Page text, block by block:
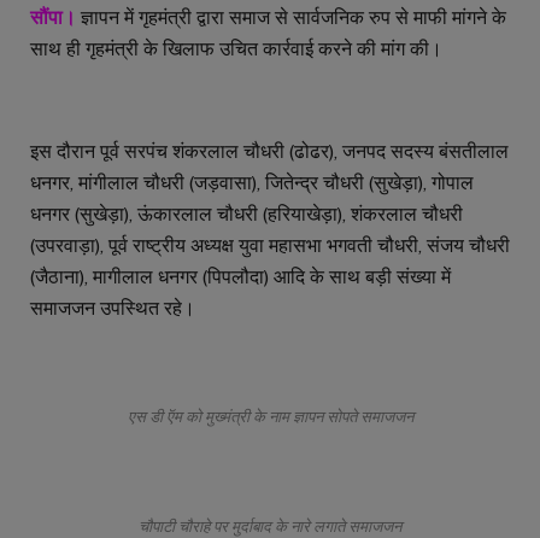
सौंपा। ज्ञापन में गृहमंत्री द्वारा समाज से सार्वजनिक रुप से माफी मांगने के
साथ ही गृहमंत्री के खिलाफ उचित कार्रवाई करने की मांग की।
इस दौरान पूर्व सरपंच शंकरलाल चौधरी (ढोढर), जनपद सदस्य बंसतीलाल
धनगर, मांगीलाल चौधरी (जड़वासा), जितेन्द्र चौधरी (सुखेड़ा), गोपाल
धनगर (सुखेड़ा), ऊंकारलाल चौधरी (हरियाखेड़ा), शंकरलाल चौधरी
(उपरवाड़ा), पूर्व राष्ट्रीय अध्यक्ष युवा महासभा भगवती चौधरी, संजय चौधरी
(जैठाना), मागीलाल धनगर (पिपलौदा) आदि के साथ बड़ी संख्या में
समाजजन उपस्थित रहे।
एस डी ऍम को मुख्मंत्री के नाम ज्ञापन सोपते समाजजन
चौपाटी चौराहे पर मुर्दाबाद के नारे लगाते समाजजन